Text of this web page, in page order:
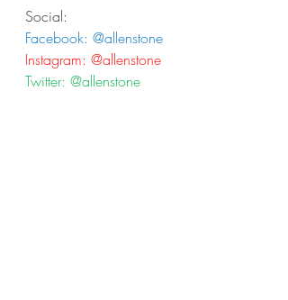
Social:
Facebook: @allenstone
Instagram: @allenstone
Twitter: @allenstone